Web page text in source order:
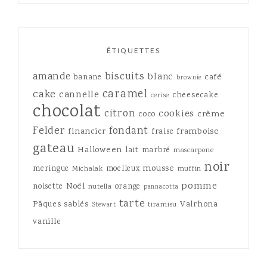
ÉTIQUETTES
amande banane biscuits blanc brownie café
cake cannelle caramel cerise cheesecake
chocolat citron coco cookies crème
Felder financier fondant fraise framboise
gateau Halloween lait marbré mascarpone
meringue Michalak moelleux mousse muffin noir
noisette Noël nutella orange pannacotta pomme
Pâques sablés Stewart tarte tiramisu Valrhona
vanille